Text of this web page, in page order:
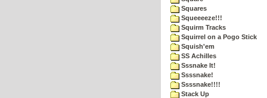
Squares
Squeeeeze!!!
Squirm Tracks
Squirrel on a Pogo Stick
Squish'em
SS Achilles
Sssnake It!
Ssssnake!
Ssssnake!!!!
Stack Up